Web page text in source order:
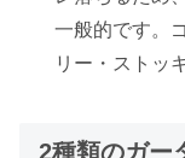
一般的です。
リー・ストッ
2種類のガー